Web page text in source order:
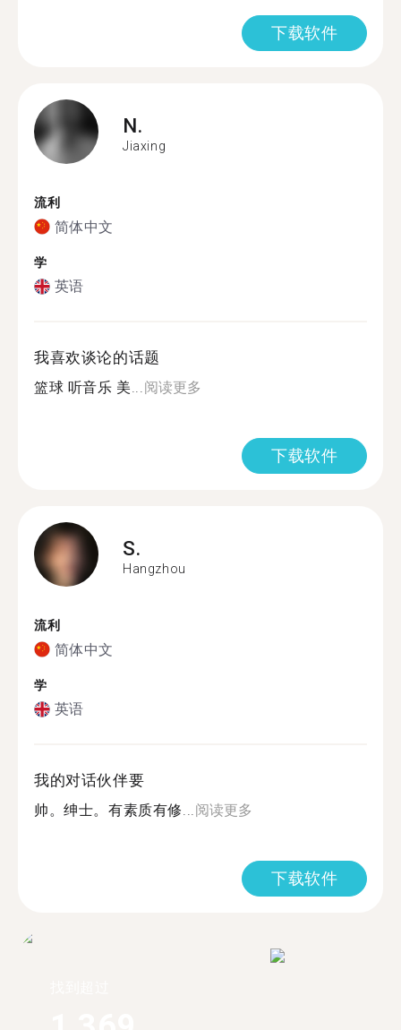
下载软件
N.
Jiaxing
流利
简体中文
学
英语
我喜欢谈论的话题
篮球 听音乐 美...阅读更多
下载软件
S.
Hangzhou
流利
简体中文
学
英语
我的对话伙伴要
帅。绅士。有素质有修...阅读更多
下载软件